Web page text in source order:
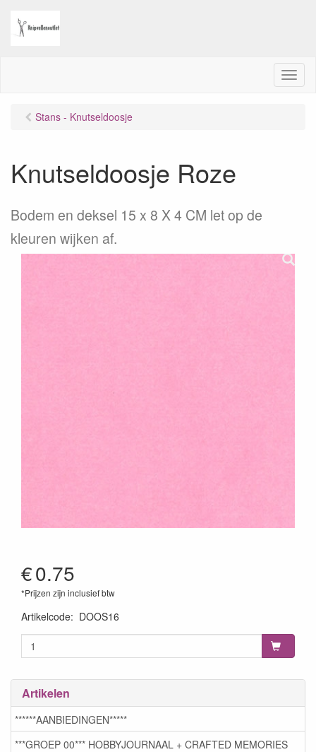
M
e
Stans - Knutseldoosje
Knutseldoosje Roze
Bodem en deksel 15 x 8 X 4 CM let op de
kleuren wijken af.
€0.75
*Prijzen zijn inclusief btw
Artikelcode: DOOS16
Artikelen
******AANBIEDINGEN*****
***GROEP 00*** HOBBYJOURNAAL + CRAFTED MEMORIES